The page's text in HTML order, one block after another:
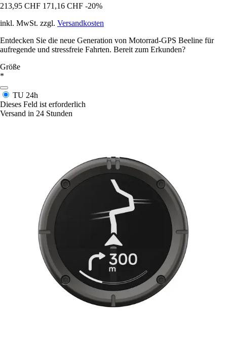
213,95 CHF 171,16 CHF -20%
inkl. MwSt. zzgl. Versandkosten
Entdecken Sie die neue Generation von Motorrad-GPS Beeline für
aufregende und stressfreie Fahrten. Bereit zum Erkunden?
Größe
*
TU 24h
Dieses Feld ist erforderlich
Versand in 24 Stunden